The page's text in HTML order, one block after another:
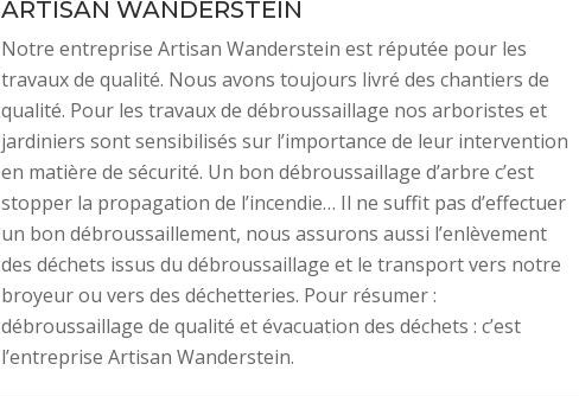
ARTISAN WANDERSTEIN
Notre entreprise Artisan Wanderstein est réputée pour les
travaux de qualité. Nous avons toujours livré des chantiers de
qualité. Pour les travaux de débroussaillage nos arboristes et
jardiniers sont sensibilisés sur l’importance de leur intervention
en matière de sécurité. Un bon débroussaillage d’arbre c’est
stopper la propagation de l’incendie… Il ne suffit pas d’effectuer
un bon débroussaillement, nous assurons aussi l’enlèvement
des déchets issus du débroussaillage et le transport vers notre
broyeur ou vers des déchetteries. Pour résumer :
débroussaillage de qualité et évacuation des déchets : c’est
l’entreprise Artisan Wanderstein.